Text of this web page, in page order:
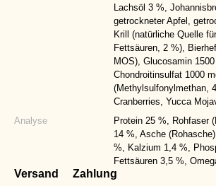
Lachsöl 3 %,
getrockneter Apfel,
Krill (natürliche Quelle
Fettsäuren, 2 %),
MOS), Glucosamin
Chondroitinsulfat 1000
(Methylsulfonylmethan,
Cranberries, Yucca
Analyse
Protein 25 %, Rohfaser
14 %, Asche
%, Kalzium 1,4 %,
Fettsäuren 3,5 %,
Versand Zahlung